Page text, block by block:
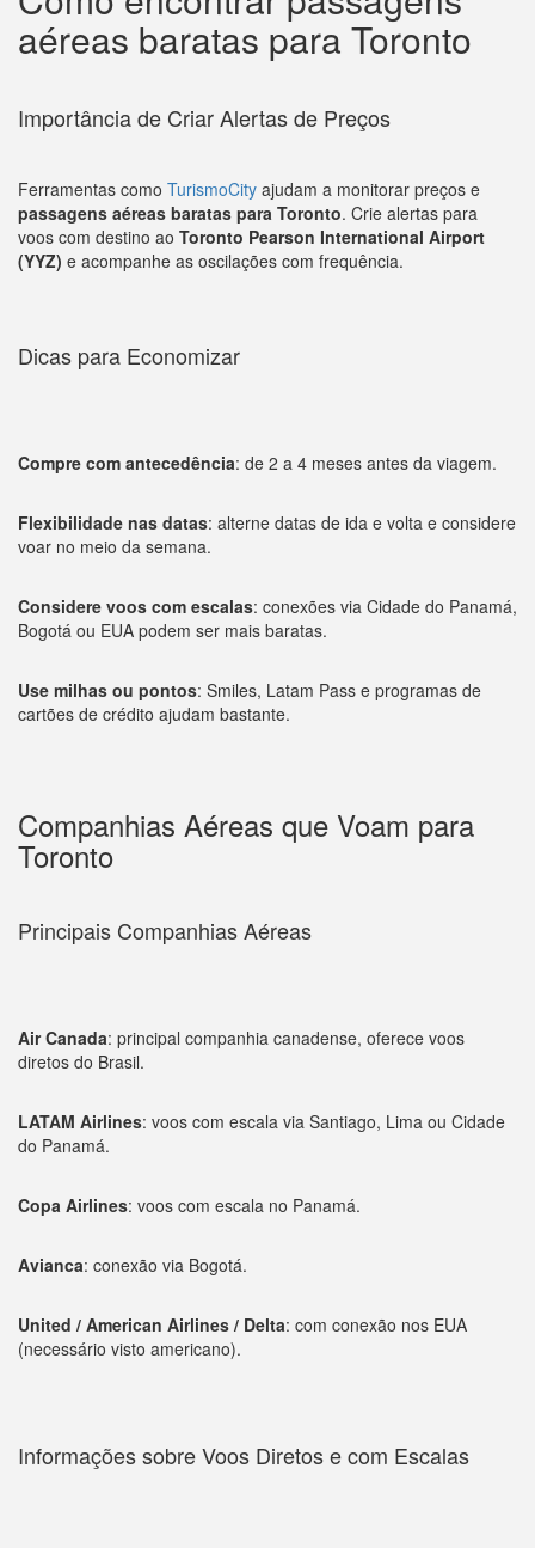
aéreas baratas para Toronto
Importância de Criar Alertas de Preços
Ferramentas como TurismoCity ajudam a monitorar preços e
passagens aéreas baratas para Toronto. Crie alertas para
voos com destino ao Toronto Pearson International Airport
(YYZ) e acompanhe as oscilações com frequência.
Dicas para Economizar
Compre com antecedência: de 2 a 4 meses antes da viagem.
Flexibilidade nas datas: alterne datas de ida e volta e considere
voar no meio da semana.
Considere voos com escalas: conexões via Cidade do Panamá,
Bogotá ou EUA podem ser mais baratas.
Use milhas ou pontos: Smiles, Latam Pass e programas de
cartões de crédito ajudam bastante.
Companhias Aéreas que Voam para
Toronto
Principais Companhias Aéreas
Air Canada: principal companhia canadense, oferece voos
diretos do Brasil.
LATAM Airlines: voos com escala via Santiago, Lima ou Cidade
do Panamá.
Copa Airlines: voos com escala no Panamá.
Avianca: conexão via Bogotá.
United / American Airlines / Delta: com conexão nos EUA
(necessário visto americano).
Informações sobre Voos Diretos e com Escalas